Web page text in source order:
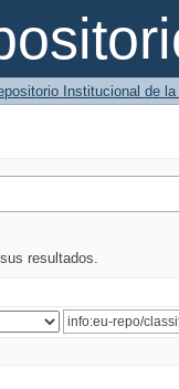
Institucional de
resultados.